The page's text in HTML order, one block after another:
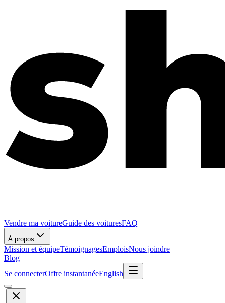
Vendre ma voitureGuide des voituresFAQ
À propos
Mission et équipeTémoignagesEmploisNous joindre
Blog
Se connecterOffre instantanéeEnglish